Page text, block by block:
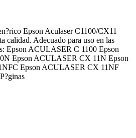
Epson Aculaser C1100/CX11
calidad. Adecuado para uso en las
Epson ACULASER C 1100 Epson
Epson ACULASER CX 11N Epson
Epson ACULASER CX 11NF